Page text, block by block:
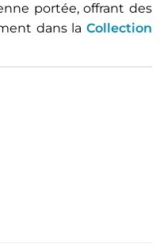
portée, offrant des
dans la Collection